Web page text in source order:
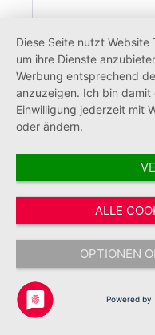
JUH
Diese Seite nutzt
um ihre Dienste
Werbung entsprechend
anzuzeigen. Ich bin
Einwilligung jederzeit mit
oder ändern.
ALLE
OPTIONEN
Powered by